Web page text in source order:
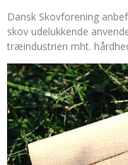
Dansk Skovforening
skov udelukkende
træindustrien mht.